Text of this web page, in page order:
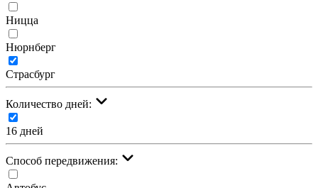
Ницца
Нюрнберг
Страсбург
Количество дней:
16 дней
Cпособ передвижения: